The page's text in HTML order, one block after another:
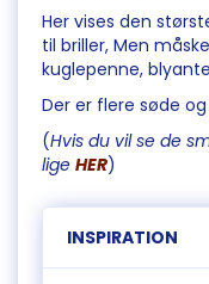
Her vises den
til briller, Men
kuglepenne,
Der er flere søde
(Hvis du vil se de
lige HER)
INSPIRATION